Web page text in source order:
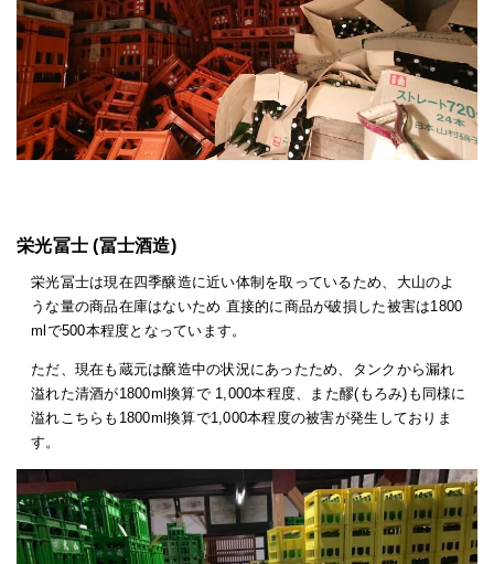
栄光冨士 (冨士酒造)
栄光冨士は現在四季醸造に近い体制を取っているため、大山のよ
うな量の商品在庫はないため 直接的に商品が破損した被害は1800
mlで500本程度となっています。
ただ、現在も蔵元は醸造中の状況にあったため、タンクから漏れ
溢れた清酒が1800ml換算で 1,000本程度、また醪(もろみ)も同様に
溢れこちらも1800ml換算で1,000本程度の被害が発生しておりま
す。